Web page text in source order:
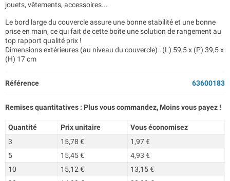
jouets, vêtements, accessoires...
Le bord large du couvercle assure une bonne stabilité et une bonne
prise en main, ce qui fait de cette boîte une solution de rangement au
top rapport qualité prix !
Dimensions extérieures (au niveau du couvercle) : (L) 59,5 x (P) 39,5 x
(H) 17 cm
Référence 63600183
Remises quantitatives : Plus vous commandez, Moins vous payez !
Quantité Prix unitaire
Vous économisez
3
15,78 €
1,97 €
5
15,45 €
4,93 €
10
15,12 €
13,15 €